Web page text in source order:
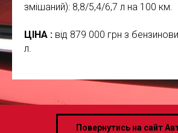
змішаний): 8,8/5,4/6,7 л на 100 км.
ЦІНА : від 879 000 грн з
л.
Повернутись на сайт